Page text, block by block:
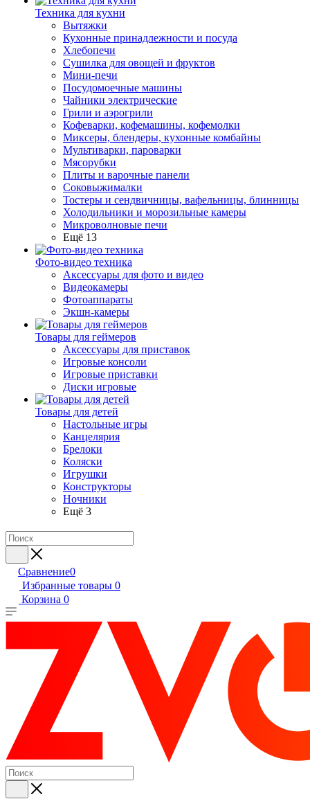
Техника для кухни
Вытяжки
Кухонные принадлежности и посуда
Хлебопечи
Сушилка для овощей и фруктов
Мини-печи
Посудомоечные машины
Чайники электрические
Грили и аэрогрили
Кофеварки, кофемашины, кофемолки
Миксеры, блендеры, кухонные комбайны
Мультиварки, пароварки
Мясорубки
Плиты и варочные панели
Соковыжималки
Тостеры и сендвичницы, вафельницы, блинницы
Холодильники и морозильные камеры
Микроволновые печи
Ещё 13
Фото-видео техника
Аксессуары для фото и видео
Видеокамеры
Фотоаппараты
Экшн-камеры
Товары для геймеров
Аксессуары для приставок
Игровые консоли
Игровые приставки
Диски игровые
Товары для детей
Настольные игры
Канцелярия
Брелоки
Коляски
Игрушки
Конструкторы
Ночники
Ещё 3
Сравнение0
Избранные товары 0
Корзина 0